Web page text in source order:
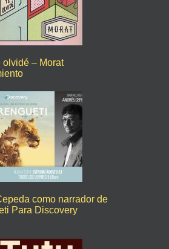
olvidé – Morat
como narrador de
Para Discovery